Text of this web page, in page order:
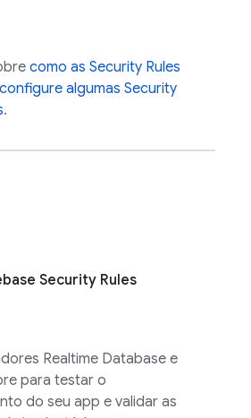
como as Security Rules
configure algumas Security
.
Security Rules
Realtime Database e
para testar o
do seu app e validar as